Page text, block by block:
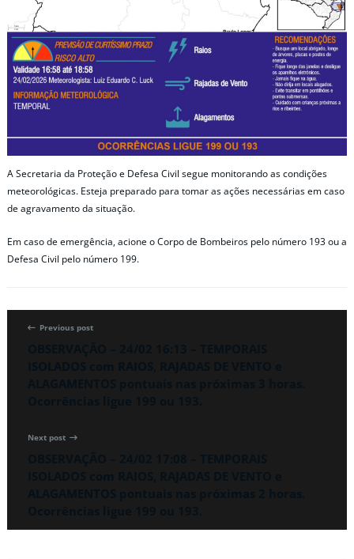
A Secretaria da Proteção e Defesa Civil segue monitorando as condições
meteorológicas. Esteja preparado para tomar as ações necessárias em caso
de agravamento da situação.
Em caso de emergência, acione o Corpo de Bombeiros pelo número 193 ou a
Defesa Civil pelo número 199.
Previous post
Next post